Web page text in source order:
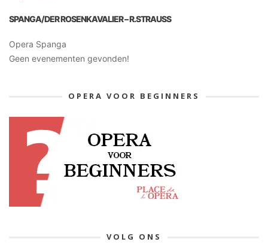
SPANGA/DER ROSENKAVALIER – R.STRAUSS
Opera Spanga
Geen evenementen gevonden!
OPERA VOOR BEGINNERS
VOLG ONS